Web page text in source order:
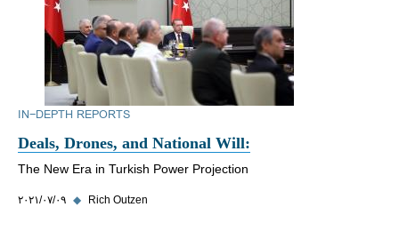
IN-DEPTH REPORTS
Deals, Drones, and National Will:
The New Era in Turkish Power Projection
٠٩‏/٠٧‏/٢٠٢١ ◆ Rich Outzen